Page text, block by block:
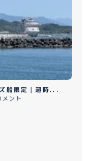
船限定｜超時...
ント